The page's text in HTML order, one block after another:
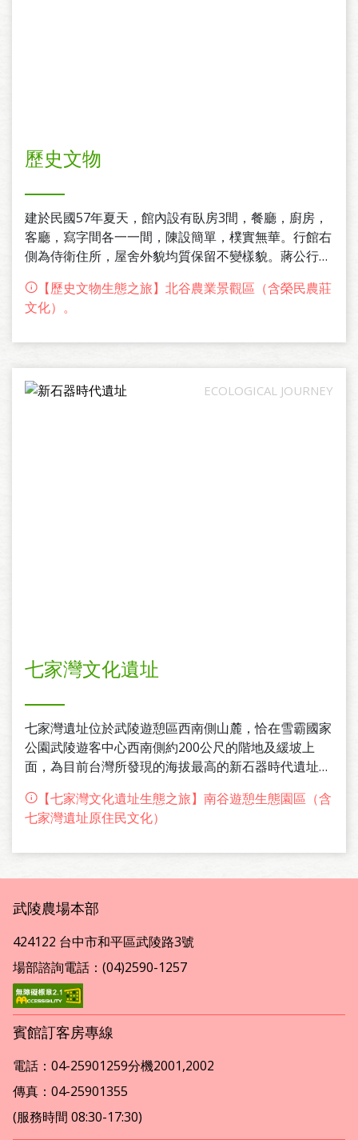
歷史文物
建於民國57年夏天，館內設有臥房3間，餐廳，廚房，
客廳，寫字間各一一間，陳設簡單，樸實無華。行館右
側為侍衛住所，屋舍外貌均質保留不變樣貌。蔣公行館
稱為梅王及梅後。場區域的誠，親，民，善等農莊，為
早期農民弟兄就地取材堆砌而成的三合院石頭屋建築，
外則有簡易的庫房以堆放農用資材與工具，現今僅餘6
戶榮民家庭散居於親莊及民莊安享天年。為提供遊客見
【歷史文物生態之旅】北谷農業景觀區（含榮民農莊
文化）。
七家灣文化遺址
七家灣遺址位於武陵遊憩區西南側山麓，恰在雪霸國家
公園武陵遊客中心西南側約200公尺的階地及緩坡上
面，為目前台灣所發現的海拔最高的新石器時代遺址，
受雪霸國家公園委託，進行“大甲溪上游史前遺址與早
期原住民活動跳查”計畫時所發現。並於於民國87年至
【七家灣文化遺址生態之旅】南谷遊憩生態園區（含
七家灣遺址原住民文化）
武陵農場本部
424122 台中市和平區武陵路3號
場部諮詢電話：(04)2590-1257
賓館訂客房專線
電話：04-25901259分機2001,2002
傳真：04-25901355
(服務時間 08:30-17:30)